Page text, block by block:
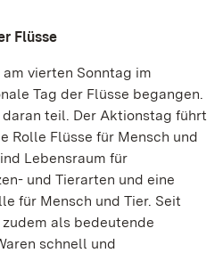
Flüsse
vierten Sonntag im
Tag der Flüsse begangen.
daran teil. Der Aktionstag führt
Rolle Flüsse für Mensch und
Lebensraum für
und Tierarten und eine
für Mensch und Tier. Seit
als bedeutende
schnell und